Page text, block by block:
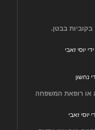
בבטן.
או רופאת המשפחה